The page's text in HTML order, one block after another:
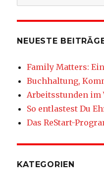
nach:
NEUESTE
Family Matters:
Buchhaltung,
Arbeitsstunden im
So entlastest Du
Das ReStart-
KATEGORIEN